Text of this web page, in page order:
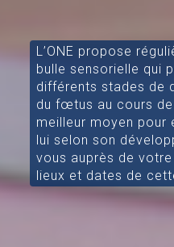
L’ONE propose
bulle sensorielle qui
différents stades de
du fœtus au cours
meilleur moyen pour
lui selon son
vous auprès de
lieux et dates de